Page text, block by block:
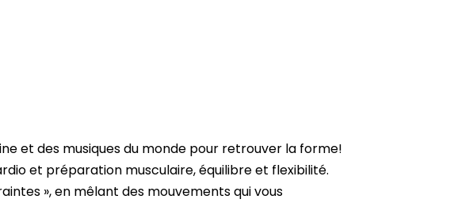
et des musiques du monde pour retrouver la forme!
et préparation musculaire, équilibre et flexibilité.
», en mêlant des mouvements qui vous